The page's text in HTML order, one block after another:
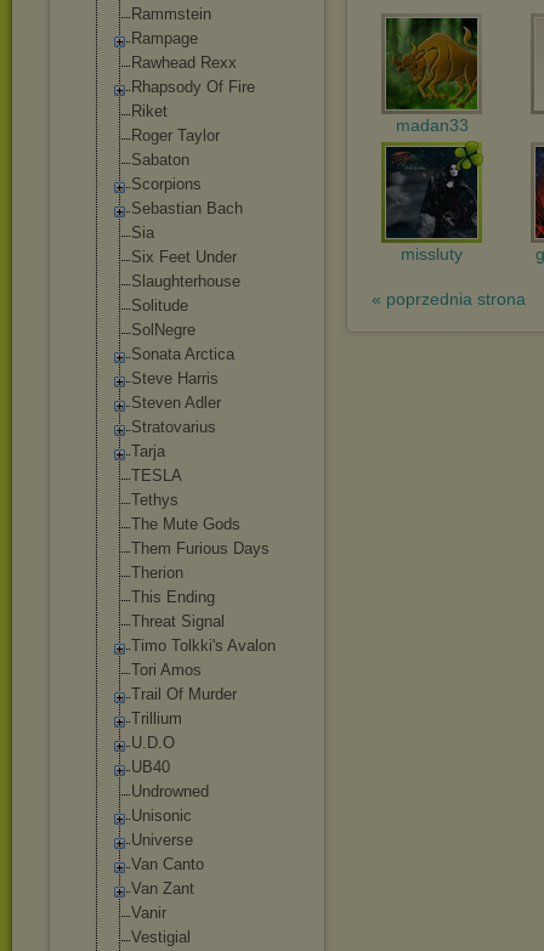
Rammstein
Rampage
Rawhead Rexx
Rhapsody Of Fire
Riket
Roger Taylor
Sabaton
Scorpions
Sebastian Bach
Sia
Six Feet Under
Slaughterhouse
Solitude
SolNegre
Sonata Arctica
Steve Harris
Steven Adler
Stratovarius
Tarja
TESLA
Tethys
The Mute Gods
Them Furious Days
Therion
This Ending
Threat Signal
Timo Tolkki's Avalon
Tori Amos
Trail Of Murder
Trillium
U.D.O
UB40
Undrowned
Unisonic
Universe
Van Canto
Van Zant
Vanir
Vestigial
madan33
missluty
« poprzednia strona